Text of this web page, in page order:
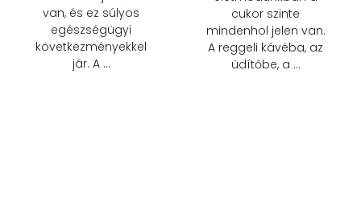
van, és ez súlyos
egészségügyi
következményekkel
jár. A …
cukor szinte
mindenhol jelen van.
A reggeli kávéba, az
üdítőbe, a …